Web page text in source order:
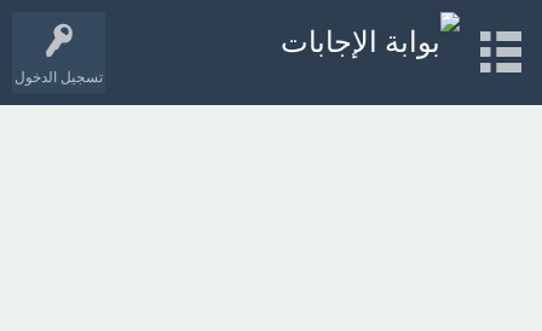
تسجيل الدخول